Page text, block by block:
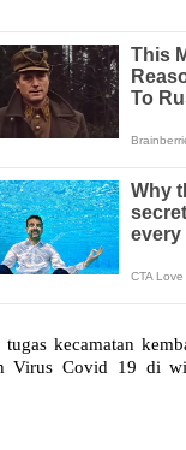
kecamatan
Virus Covid 19 di